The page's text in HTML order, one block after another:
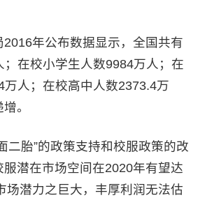
年公布数据显示，全国共有
在校小学生人数9984万人；在
人；在校高中人数2373.4万
。
胎”的政策支持和校服政策的改
潜在市场空间在2020年有望达
场潜力之巨大，丰厚利润无法估